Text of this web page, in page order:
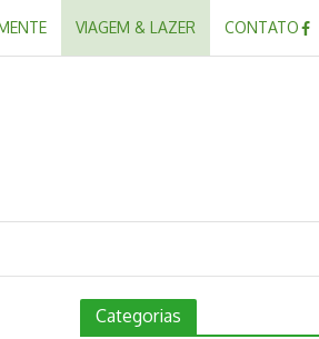
VIAGEM & LAZER CONTATO
Categorias